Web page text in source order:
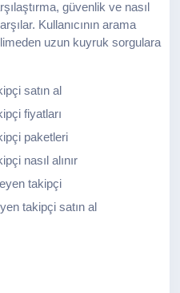
güvenlik ve nasıl
Kullanıcının arama
uzun kuyruk sorgulara
satın al
fiyatları
paketleri
nasıl alınır
takipçi
takipçi satın al